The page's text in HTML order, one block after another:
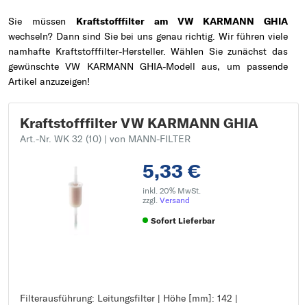
Sie müssen Kraftstofffilter am VW KARMANN GHIA
wechseln? Dann sind Sie bei uns genau richtig. Wir führen viele
namhafte Kraftstofffilter-Hersteller. Wählen Sie zunächst das
gewünschte VW KARMANN GHIA-Modell aus, um passende
Artikel anzuzeigen!
Kraftstofffilter VW KARMANN GHIA
Art.-Nr. WK 32 (10) | von MANN-FILTER
5,33 €
inkl. 20% MwSt.
zzgl. Versand
Sofort Lieferbar
Filterausführung: Leitungsfilter | Höhe [mm]: 142 |
Filterausführung: Leitungsfilter